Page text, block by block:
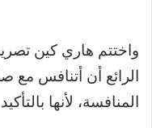
واختتم هاري كين
الرائع أن أتنافس مع
المنافسة، لأنها